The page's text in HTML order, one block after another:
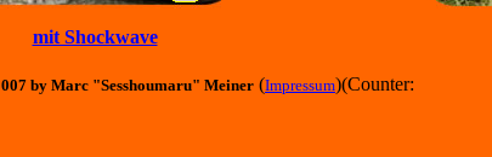
mit Shockwave
by Marc "Sesshoumaru" Meiner (Impressum)(Counter: